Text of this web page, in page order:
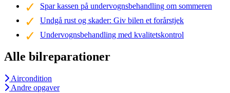
Spar kassen på undervognsbehandling om sommeren
Undgå rust og skader: Giv bilen et forårstjek
Undervognsbehandling med kvalitetskontrol
Alle bilreparationer
Aircondition
Andre opgaver